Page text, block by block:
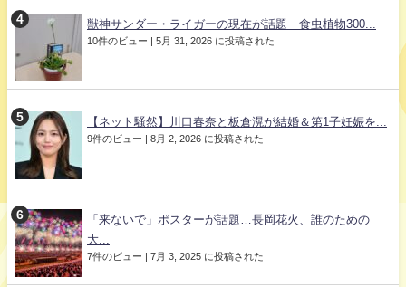
獣神サンダー・ライガーの現在が話題 食虫植物300...
10件のビュー | 5月 31, 2026 に投稿された
【ネット騒然】川口春奈と板倉滉が結婚＆第1子妊娠を...
9件のビュー | 8月 2, 2026 に投稿された
「来ないで」ポスターが話題…長岡花火、誰のための
大...
7件のビュー | 7月 3, 2025 に投稿された